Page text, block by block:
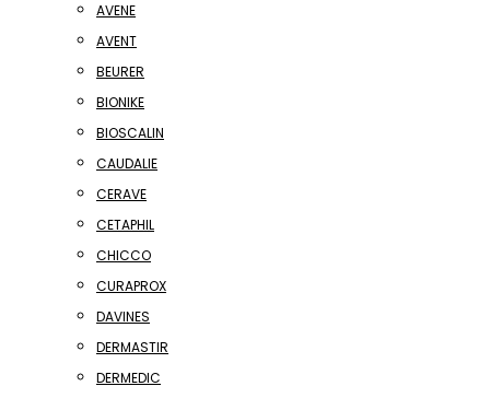
AVENE
AVENT
BEURER
BIONIKE
BIOSCALIN
CAUDALIE
CERAVE
CETAPHIL
CHICCO
CURAPROX
DAVINES
DERMASTIR
DERMEDIC